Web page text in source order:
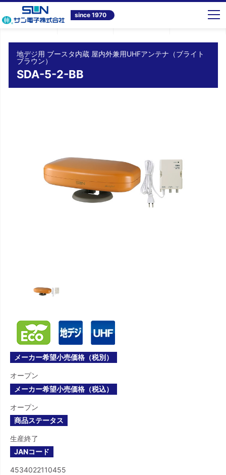
since 1970
トップ 商品情報 テレビ共同受信システム機器 地デジ用 ブースタ内蔵 屋内外兼用UHFアンテナ（ブライトブラウン） SDA-5-2-BB
地デジ用 ブースタ内蔵 屋内外兼用UHFアンテナ（ブライト
ブラウン）
SDA-5-2-BB
メーカー希望小売価格（税別）
オープン
メーカー希望小売価格（税込）
オープン
商品ステータス
生産終了
JANコード
4534022110455